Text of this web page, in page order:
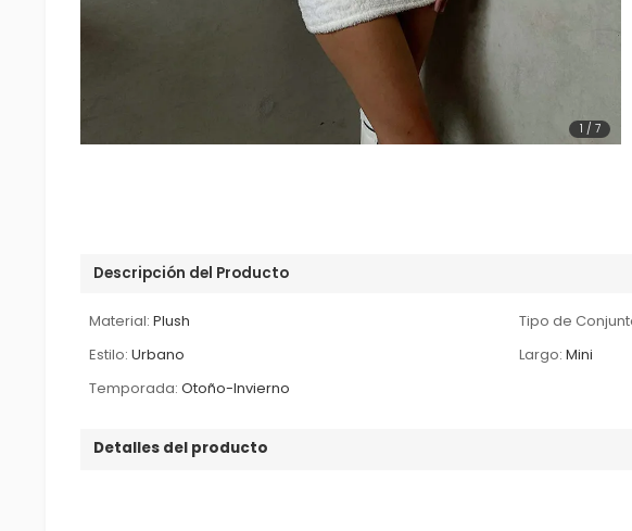
1 / 7
Descripción del Producto
Material: Plush Tipo de
Estilo: Urbano Largo: Mini
Temporada: Otoño-Invierno
Detalles del producto